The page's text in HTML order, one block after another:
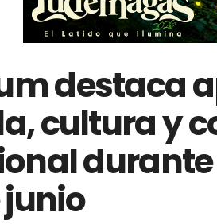
destaca
cultura y
junio